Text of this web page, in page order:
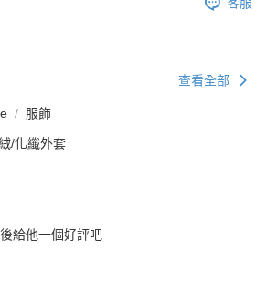
查看全部
服飾
/化纖外套
給他一個好評吧